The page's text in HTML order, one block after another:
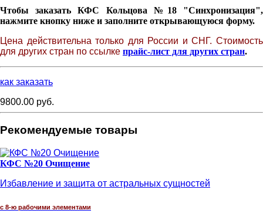
Чтобы заказать КФС Кольцова №18 "Синхронизация",
нажмите кнопку ниже и заполните открывающуюся форму.
Цена действительна только для России и СНГ. Стоимость
для других стран по ссылке прайс-лист для других стран.
как заказать
9800.00 руб.
Рекомендуемые товары
КФС №20 Очищение
Избавление и защита от астральных сущностей
с 8-ю рабочими элементами